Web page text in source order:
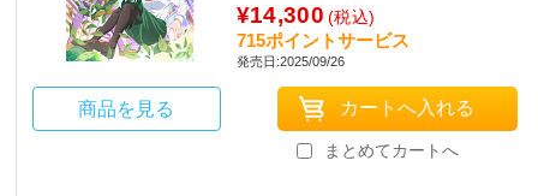
¥14,300 (税込)
715ポイントサービス
発売日:2025/09/26
商品を見る
まとめてカートへ